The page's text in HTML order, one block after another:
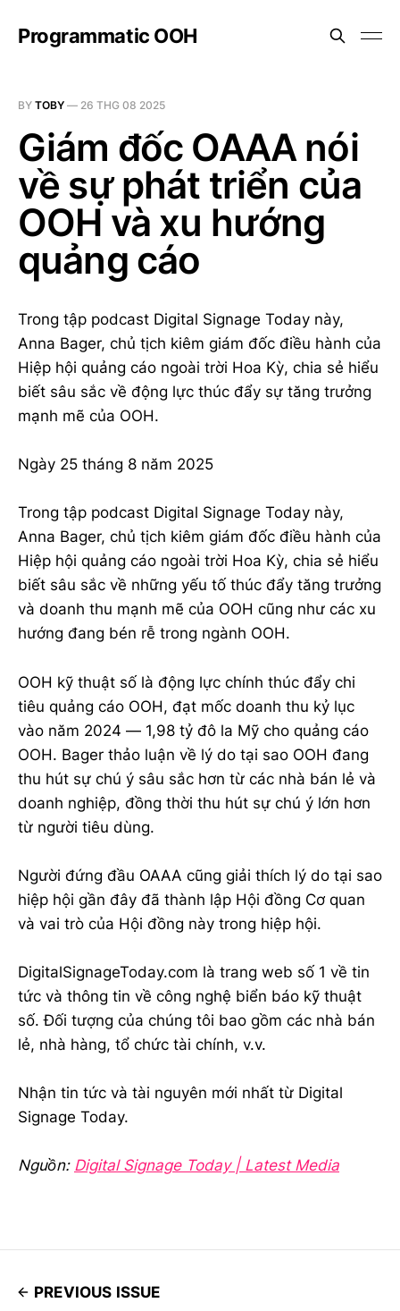
Programmatic OOH
BY TOBY — 26 THG 08 2025
Giám đốc OAAA nói
về sự phát triển của
OOH và xu hướng
quảng cáo
Trong tập podcast Digital Signage Today này,
Anna Bager, chủ tịch kiêm giám đốc điều hành của
Hiệp hội quảng cáo ngoài trời Hoa Kỳ, chia sẻ hiểu
biết sâu sắc về động lực thúc đẩy sự tăng trưởng
mạnh mẽ của OOH.
Ngày 25 tháng 8 năm 2025
Trong tập podcast Digital Signage Today này,
Anna Bager, chủ tịch kiêm giám đốc điều hành của
Hiệp hội quảng cáo ngoài trời Hoa Kỳ, chia sẻ hiểu
biết sâu sắc về những yếu tố thúc đẩy tăng trưởng
và doanh thu mạnh mẽ của OOH cũng như các xu
hướng đang bén rễ trong ngành OOH.
OOH kỹ thuật số là động lực chính thúc đẩy chi
tiêu quảng cáo OOH, đạt mốc doanh thu kỷ lục
vào năm 2024 — 1,98 tỷ đô la Mỹ cho quảng cáo
OOH. Bager thảo luận về lý do tại sao OOH đang
thu hút sự chú ý sâu sắc hơn từ các nhà bán lẻ và
doanh nghiệp, đồng thời thu hút sự chú ý lớn hơn
từ người tiêu dùng.
Người đứng đầu OAAA cũng giải thích lý do tại sao
hiệp hội gần đây đã thành lập Hội đồng Cơ quan
và vai trò của Hội đồng này trong hiệp hội.
DigitalSignageToday.com là trang web số 1 về tin
tức và thông tin về công nghệ biển báo kỹ thuật
số. Đối tượng của chúng tôi bao gồm các nhà bán
lẻ, nhà hàng, tổ chức tài chính, v.v.
Nhận tin tức và tài nguyên mới nhất từ Digital
Signage Today.
Nguồn: Digital Signage Today | Latest Media
PREVIOUS ISSUE